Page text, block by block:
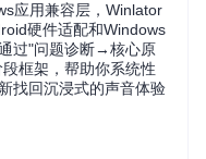
应用兼容层，Winlator
硬件适配和Windows
过"问题诊断→核心原
框架，帮助你系统性
找回沉浸式的声音体验